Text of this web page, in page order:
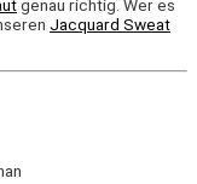
genau richtig. Wer es
Jacquard Sweat